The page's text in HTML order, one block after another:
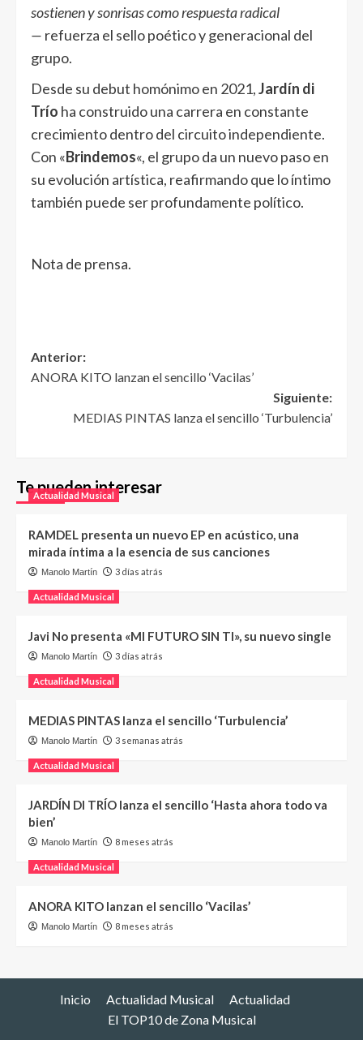
sostienen y sonrisas como respuesta radical
— refuerza el sello poético y generacional del
grupo.
Desde su debut homónimo en 2021,Jardín di
Trío ha construido una carrera en constante
crecimiento dentro del circuito independiente.
Con «Brindemos«, el grupo da un nuevo paso en
su evolución artística, reafirmando que lo íntimo
también puede ser profundamente político.
Nota de prensa.
Anterior:
ANORA KITO lanzan el sencillo ‘Vacilas’
Siguiente:
MEDIAS PINTAS lanza el sencillo ‘Turbulencia’
Te pueden interesar
Actualidad Musical
RAMDEL presenta un nuevo EP en acústico, una
mirada íntima a la esencia de sus canciones
Manolo Martín 3 días atrás
Actualidad Musical
Javi No presenta «MI FUTURO SIN TI», su nuevo single
Manolo Martín 3 días atrás
Actualidad Musical
MEDIAS PINTAS lanza el sencillo ‘Turbulencia’
Manolo Martín 3 semanas atrás
Actualidad Musical
JARDÍN DI TRÍO lanza el sencillo ‘Hasta ahora todo va
bien’
Manolo Martín 8 meses atrás
Actualidad Musical
ANORA KITO lanzan el sencillo ‘Vacilas’
Manolo Martín 8 meses atrás
Inicio Actualidad Musical
Actualidad
El TOP10 de Zona Musical